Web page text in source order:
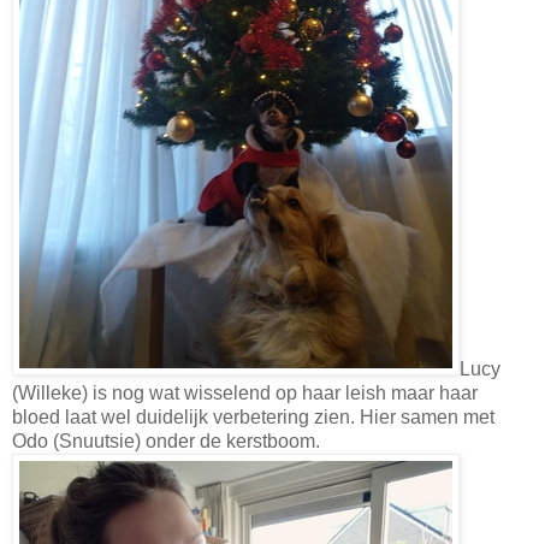
Lucy
(Willeke) is nog wat wisselend op haar leish maar haar
bloed laat wel duidelijk verbetering zien. Hier samen met
Odo (Snuutsie) onder de kerstboom.